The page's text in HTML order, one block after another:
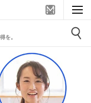
を。